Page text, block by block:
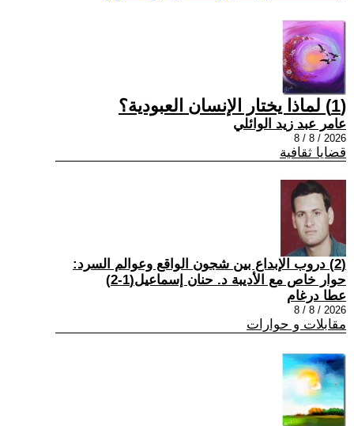
(1) لماذا يختار الإنسان العبودية؟
عامر عبد زيد الوائلي
2026 / 8 / 8
قضايا ثقافية
(2) دروب الإبداع بين شجون الواقع وعوالم السرد:
حوار خاص مع الأديبة د. حنان إسماعيل(1-2)
عطا درغام
2026 / 8 / 8
مقابلات و حوارات